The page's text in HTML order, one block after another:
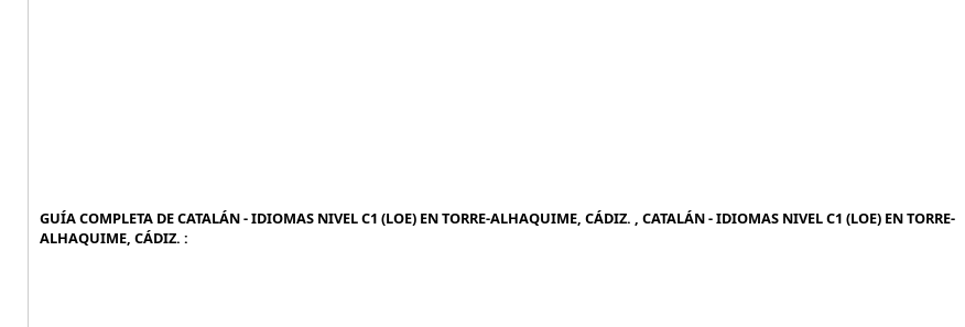
GUÍA COMPLETA DE CATALÁN - IDIOMAS NIVEL C1 (LOE) EN TORRE-ALHAQUIME, CÁDIZ. , CATALÁN - IDIOMAS NIVEL C1 (LOE) EN TORRE-
ALHAQUIME, CÁDIZ. :